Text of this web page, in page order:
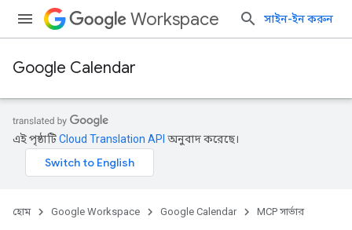
Workspace সাইন-ইন করুন
Google Calendar
এই পৃষ্ঠাটিCloud Translation API অনুবাদ করেছে।
হোম Google Workspace Google Calendar MCP সার্ভার